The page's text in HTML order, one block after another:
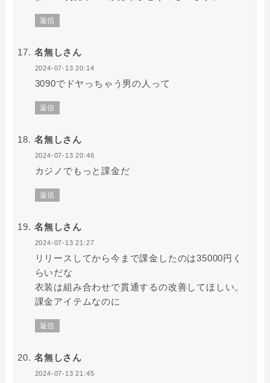
返信
名無しさん
2024-07-13 20:14
3090でドヤっちゃう男の人って
返信
名無しさん
2024-07-13 20:46
カジノでもっと課金だ
返信
名無しさん
2024-07-13 21:27
リリースしてから今まで課金したのは35000円く
らいだな
衣装は組み合わせで貫通するの改善してほしい。
課金アイテムなのに
返信
名無しさん
2024-07-13 21:45